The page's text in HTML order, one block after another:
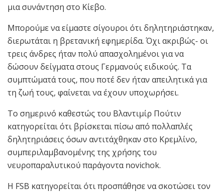
μια συνάντηση στο Κίεβο.
Μπορούμε να είμαστε σίγουροι ότι δηλητηριάστηκαν,
διερωτάται η βρετανική εφημερίδα. Όχι ακριβώς- οι
τρεις άνδρες ήταν πολύ απασχολημένοι για να
δώσουν δείγματα στους Γερμανούς ειδικούς. Τα
συμπτώματά τους, που ποτέ δεν ήταν απειλητικά για
τη ζωή τους, φαίνεται να έχουν υποχωρήσει.
Το σημερινό καθεστώς του Βλαντιμίρ Πούτιν
κατηγορείται ότι βρίσκεται πίσω από πολλαπλές
δηλητηριάσεις όσων αντιτάχθηκαν στο Κρεμλίνο,
συμπεριλαμβανομένης της χρήσης του
νευροπαραλυτικού παράγοντα novichok.
Η FSB κατηγορείται ότι προσπάθησε να σκοτώσει τον